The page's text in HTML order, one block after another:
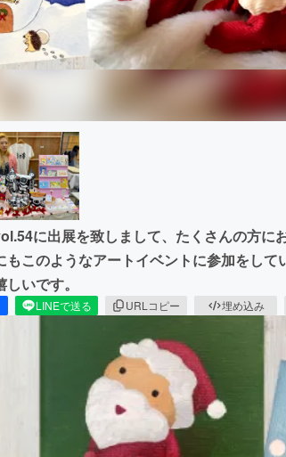
に出展を致しまして、たくさんの方に
このようなアートイベントに参加をして
いです。
LINEで送る URLコピー 埋め込み